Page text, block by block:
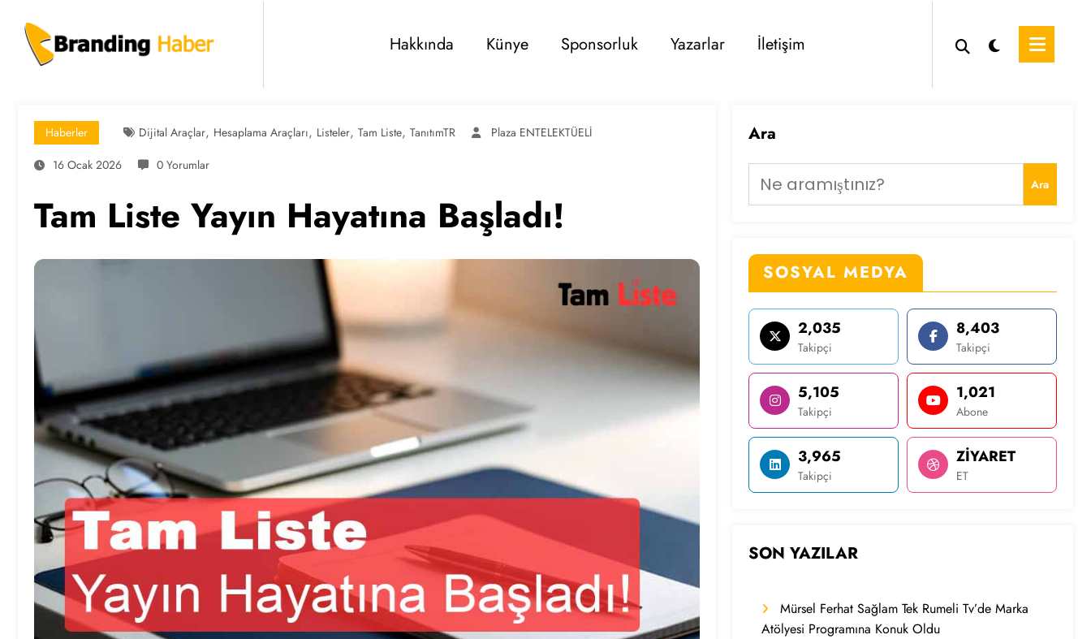
Hakkında Künye Sponsorluk Yazarlar İletişim
Haberler Dijital Araçlar, Hesaplama Araçları, Listeler, Tam Liste, TanıtımTR
Plaza ENTELEKTÜELİ
16 Ocak 2026
0 Yorumlar
Tam Liste Yayın Hayatına Başladı!
Ara
Ara
SOSYAL MEDYA
2,035
Takipçi
8,403
Takipçi
5,105
Takipçi
1,021
Abone
3,965
Takipçi
ZİYARET
ET
SON YAZILAR
Mürsel Ferhat Sağlam Tek Rumeli Tv’de Marka
Atölyesi Programına Konuk Oldu